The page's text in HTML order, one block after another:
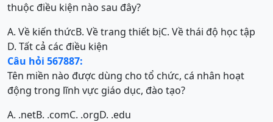
thuộc điều kiện nào sau đây?
A. Về kiến thứcB. Về trang thiết bịC. Về thái độ học tập
D. Tất cả các điều kiện
Câu hỏi 567887:
Tên miền nào được dùng cho tổ chức, cá nhân hoạt
động trong lĩnh vực giáo dục, đào tạo?
A. .netB. .comC. .orgD. .edu